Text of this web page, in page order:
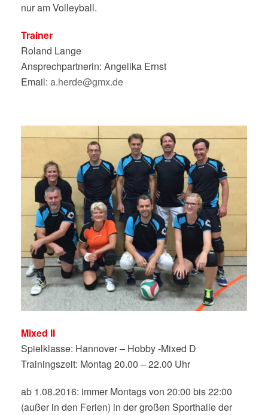
nur am Volleyball.
Trainer
Roland Lange
Ansprechpartnerin: Angelika Ernst
Email: a.herde@gmx.de
Mixed II
Spielklasse: Hannover – Hobby -Mixed D
Trainingszeit: Montag 20.00 – 22.00 Uhr
ab 1.08.2016: immer Montags von 20:00 bis 22:00
(außer in den Ferien) in der großen Sporthalle der